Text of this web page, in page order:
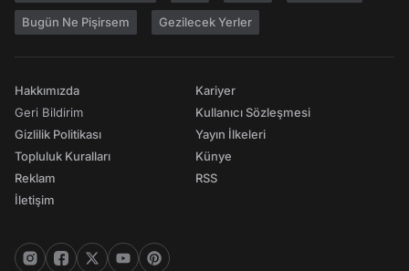
Bugün Ne Pişirsem Gezilecek Yerler
Hakkımızda
Geri Bildirim
Gizlilik Politikası
Topluluk Kuralları
Reklam
İletişim
Kariyer
Kullanıcı Sözleşmesi
Yayın İlkeleri
Künye
RSS